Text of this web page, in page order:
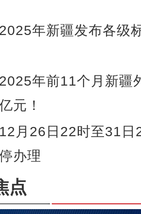
2025年新疆发布各级
2025年前11个月新疆
元！
12月26日22时至31日
办理
点